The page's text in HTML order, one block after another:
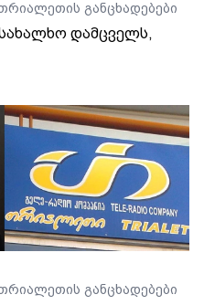
განცხადებები
დამცველს,
განცხადებები